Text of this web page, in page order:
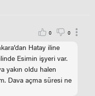
0 0
Hatay iline
Esimin işyeri var.
yakın oldu halen
Dava açma süresi ne